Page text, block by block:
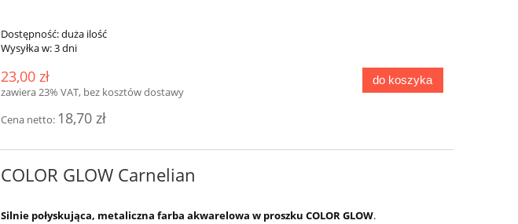
Dostępność:duża ilość
Wysyłka w:3 dni
23,00 zł
zawiera 23% VAT, bez kosztów dostawy
Cena netto: 18,70 zł
do koszyka
COLOR GLOW Carnelian
Silnie połyskująca, metaliczna farba akwarelowa w proszku COLOR GLOW.